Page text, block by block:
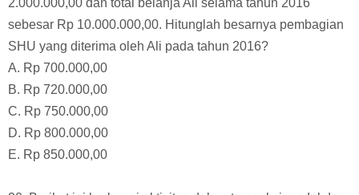
• Total penjualan selama tahun 2016 sebesar Rp.
200.000.000
Ali sebagai anggota memiliki total simpanan sebesar Rp
2.000.000,00 dan total belanja Ali selama tahun 2016
sebesar Rp 10.000.000,00. Hitunglah besarnya pembagian
SHU yang diterima oleh Ali pada tahun 2016?
A. Rp 700.000,00